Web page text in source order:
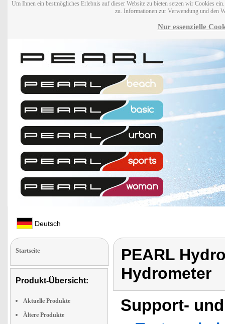
Um Ihnen ein bestmögliches Erlebnis auf dieser Website zu bieten setzen wir Cookies
zu. Informationen zur Verwendung und den
Nur essenzielle
Deutsch
Startseite
Produkt-Übersicht:
Aktuelle Produkte
Ältere Produkte
PEARL
Hydrometer
Support-